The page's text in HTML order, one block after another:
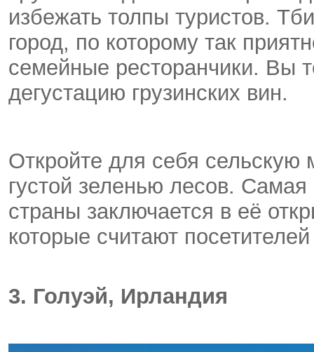
избежать толпы туристов.
город, по которому так
семейные ресторанчики. Вы
дегустацию грузинских вин.
Откройте для себя сельскую
густой зеленью лесов.
страны заключается в её
которые считают
3. Голуэй, Ирландия